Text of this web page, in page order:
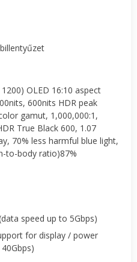
OLED 16:10 aspect
600nits HDR peak
gamut, 1,000,000:1,
True Black 600, 1.07
70% less harmful blue light,
to-body ratio)87%
speed up to 5Gbps)
for display / power